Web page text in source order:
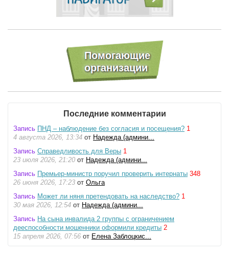
Последние комментарии
Запись ПНД – наблюдение без согласия и посещения? 1
4 августа 2026, 13:34 от Надежда (админи...
Запись Справедливость для Веры 1
23 июля 2026, 21:20 от Надежда (админи...
Запись Премьер-министр поручил проверить интернаты 348
26 июня 2026, 17:23 от Ольга
Запись Может ли няня претендовать на наследство? 1
30 мая 2026, 12:54 от Надежда (админи...
Запись На сына инвалида 2 группы с ограничением
дееспособности мошенники оформили кредиты 2
15 апреля 2026, 07:56 от Елена Заблоцкис...